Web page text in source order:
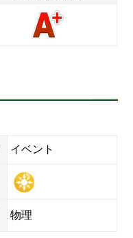
イベント
物理